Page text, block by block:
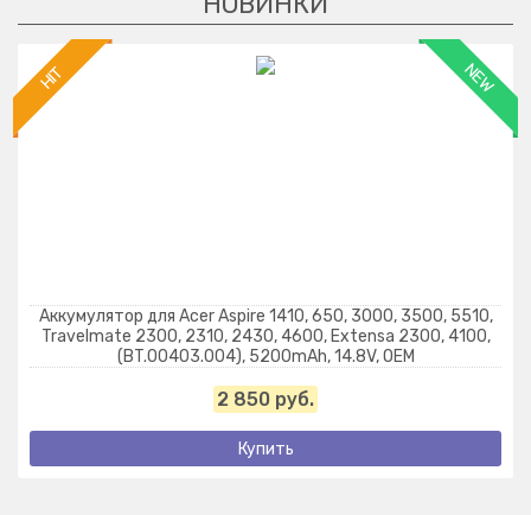
NEW
HIT
Аккумулятор для Acer Aspire 1410, 650, 3000, 3500, 5510,
Travelmate 2300, 2310, 2430, 4600, Extensa 2300, 4100,
(BT.00403.004), 5200mAh, 14.8V, OEM
2 850 руб.
Купить